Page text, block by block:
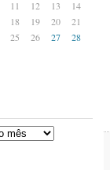
11 12 13
14
18 19 20
21
25 26 27
28